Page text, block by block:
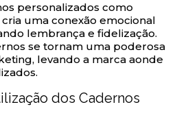
personalizados como
uma conexão emocional
lembrança e fidelização.
se tornam uma poderosa
levando a marca aonde
dos Cadernos